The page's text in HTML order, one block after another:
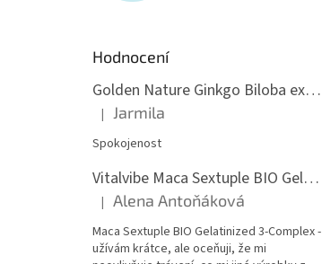
Hodnocení
Golden Nature Ginkgo Biloba extrakt 50:1 60mg, 100 kapslí
Hodnocení produktu je 5 z 5 hvězdiček.
| Jarmila
Spokojenost
Vitalvibe Maca Sextuple BIO Gelatinized 3-Complex, 60 kapslí
Hodnocení produktu je 5 z 5 hvězdiček.
| Alena Antoňáková
Maca Sextuple BIO Gelatinized 3-Complex -
užívám krátce, ale oceňuji, že mi